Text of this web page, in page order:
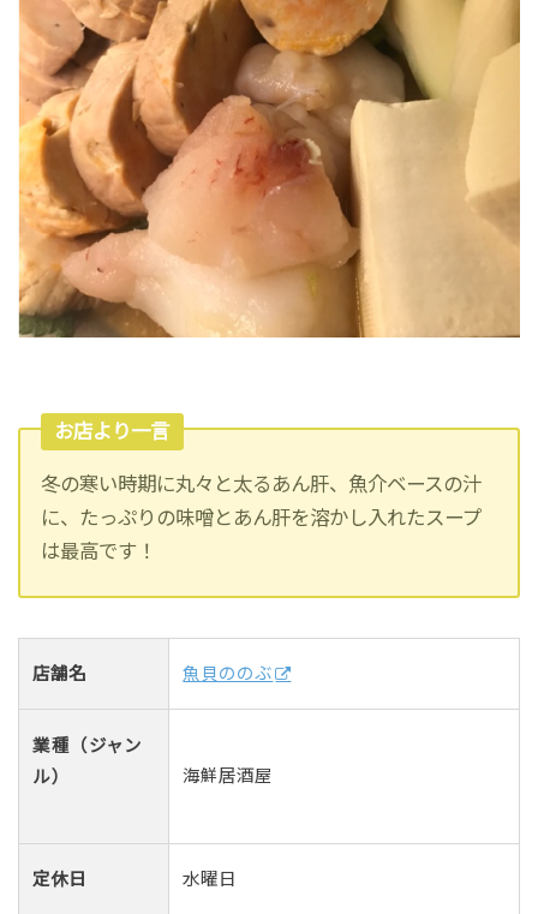
お店より一言
冬の寒い時期に丸々と太るあん肝、魚介ベースの汁
に、たっぷりの味噌とあん肝を溶かし入れたスープ
は最高です！
店舗名 魚貝ののぶ
業種（ジャン
ル）
海鮮居酒屋
定休日 水曜日